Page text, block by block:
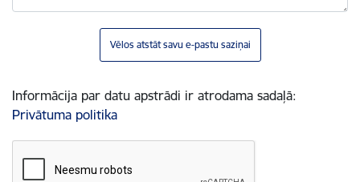
Vēlos atstāt savu e-pastu saziņai
Informācija par datu apstrādi ir atrodama sadaļā:
Privātuma politika